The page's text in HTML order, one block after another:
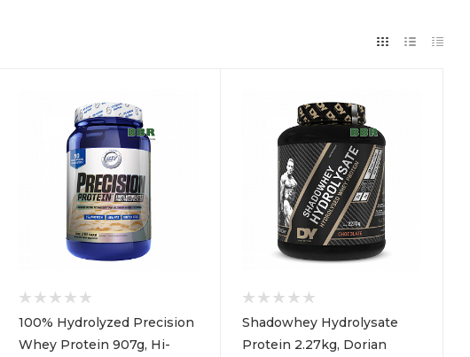
100% Hydrolyzed Precision
Whey Protein 907g, Hi-
Shadowhey Hydrolysate
Protein 2.27kg, Dorian